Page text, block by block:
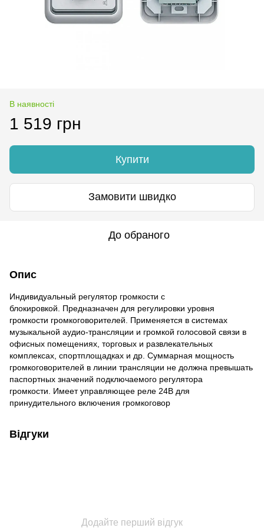
В наявності
1 519 грн
Купити
Замовити швидко
До обраного
Опис
Индивидуальный регулятор громкости с
блокировкой. Предназначен для регулировки уровня
громкости громкоговорителей. Применяется в системах
музыкальной аудио-трансляции и громкой голосовой связи в
офисных помещениях, торговых и развлекательных
комплексах, спортплощадках и др. Суммарная мощность
громкоговорителей в линии трансляции не должна превышать
паспортных значений подключаемого регулятора
громкости. Имеет управляющее реле 24В для
принудительного включения громкоговор
Відгуки
Додайте перший відгук